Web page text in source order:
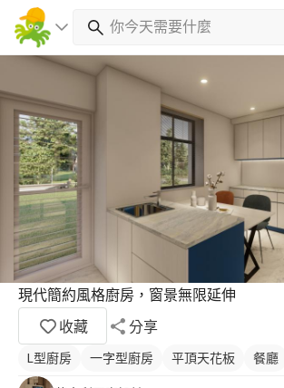
現代簡約風格廚房，窗景無限延伸
收藏
分享
L型廚房 一字型廚房 平頂天花板 餐廳